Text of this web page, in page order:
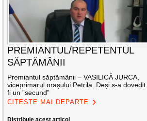
PREMIANTUL/REPETENTUL
SĂPTĂMÂNII
Premiantul săptămânii – VASILICĂ JURCA,
viceprimarul orașului Petrila. Deși s-a dovedit
fi un ”secund”
CITEȘTE MAI DEPARTE
Distribuie acest articol